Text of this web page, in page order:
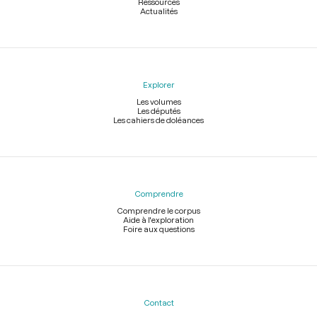
Actualités
Explorer
Les volumes
Les députés
Les cahiers de doléances
Comprendre
Comprendre le corpus
Aide à l'exploration
Foire aux questions
Contact